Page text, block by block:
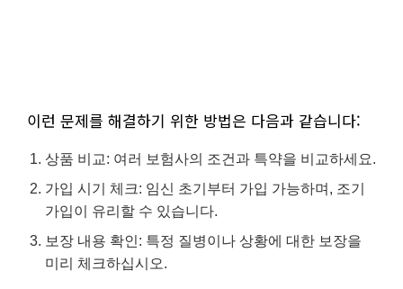
이런 문제를 해결하기 위한 방법은 다음과 같습니다:
상품 비교: 여러 보험사의 조건과 특약을 비교하세요.
가입 시기 체크: 임신 초기부터 가입 가능하며, 조기
가입이 유리할 수 있습니다.
보장 내용 확인: 특정 질병이나 상황에 대한 보장을
미리 체크하십시오.